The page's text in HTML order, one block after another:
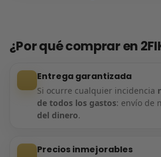
¿Por qué comprar en
Entrega garantizada
Si ocurre cualquier incidencia
de todos los gastos: envío de
del dinero.
Precios inmejorables